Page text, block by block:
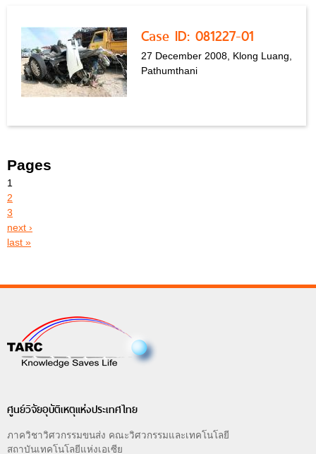
Case ID: 081227-01
27 December 2008, Klong Luang,
Pathumthani
Pages
1
2
3
next ›
last »
ศูนย์วิจัยอุบัติเหตุแห่งประเทศไทย
ภาควิชาวิศวกรรมขนส่ง คณะวิศวกรรมและเทคโนโลยี
สถาบันเทคโนโลยีแห่งเอเซีย